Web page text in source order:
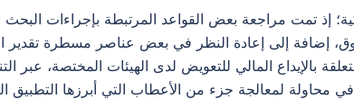
إذ تمت مراجعة بعض القواعد المرتبطة بإجراءات البحث
إضافة إلى إعادة النظر في بعض عناصر مسطرة تقدير
المالي للتعويض لدى الهيئات المختصة، عبر